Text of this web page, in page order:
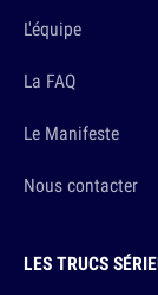
L'équipe
La FAQ
Le Manifeste
Nous contacter
LES TRUCS